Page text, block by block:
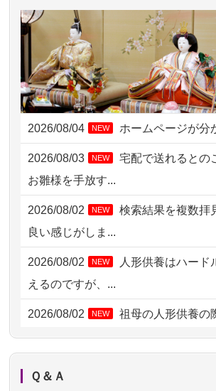
2026/08/03 21:17 愛知県の方からお
2026/08/02 18:47 虎ノ門の方からお
2026/08/02 11:15 千葉県の方からお
2026/08/02 10:39 神奈川の方からお
2026/08/02 09:15 神奈川の方からお
2026/08/02 06:46 相模原の方からお
2026/08/01 11:07 さいたの方からお
2026/07/31 17:28
2026/07/31 12:32 東京都の方からお
2026/07/31 10:29 京都市の方からお
2026/07/31 08:41
2026/08/04 NEW ホームページが分
2026/08/03 NEW
宅配で送れるとの
お雛様を手放す...
2026/08/02 NEW
検索結果を複数拝
良い感じがしま...
2026/08/02 NEW
人形供養はハード
えるのですが、...
2026/08/02 NEW
祖母の人形供養の
いただき安心感がある
Ｑ＆Ａ